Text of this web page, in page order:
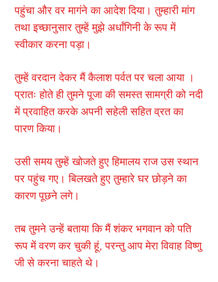
पहुंचा और वर मागंने का आदेश दिया। तुम्हारी मांग
तथा इच्छानुसार तुम्हें मुझे अर्धांगिनी के रूप में
स्वीकार करना पड़ा।
तुम्हें वरदान देकर मैं कैलाश पर्वत पर चला आया ।
प्रातः होते ही तुमने पूजा की समस्त सामग्री को नदी
में प्रवाहित करके अपनी सहेली सहित व्रत का
पारण किया।
उसी समय तुम्हें खोजते हुए हिमालय राज उस स्थान
पर पहुंच गए। बिलखते हुए तुम्हारे घर छोड़ने का
कारण पूछने लगे।
तब तुमने उन्हें बताया कि मैं शंकर भगवान को पति
रूप में वरण कर चुकी हूं, परन्तु आप मेरा विवाह विष्णु
जी से करना चाहते थे।